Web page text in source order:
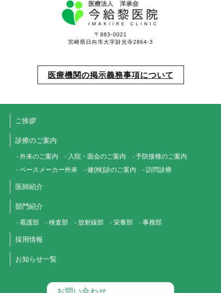
〒883-0021
宮崎県日向市大字財光寺2864-3
医療機関の掲示義務事項について
ご挨拶
診療のご案内
外来のご案内 入院・面会のご案内
予防接種のご案内
ペースメーカー外来
健(検)診のご案内 訪問診療
医師紹介
部門紹介
看護部 検査部 放射線部 栄養部 事務部
採用情報
お知らせ一覧
お問い合わせ